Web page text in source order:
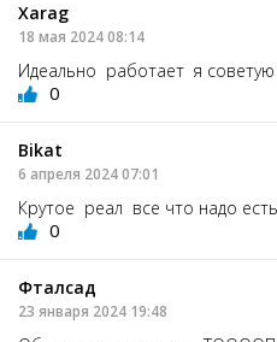
Xarag
18 мая 2024 08:14
Идеально работает я
0
Bikat
6 апреля 2024 07:01
Крутое реал все что надо
0
Фталсад
23 января 2024 19:48